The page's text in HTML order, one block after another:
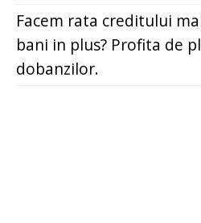
Facem rata creditului
bani in plus? Profita de
dobanzilor.